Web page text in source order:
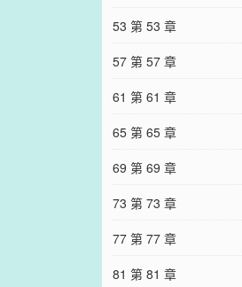
53 第 53 章
57 第 57 章
61 第 61 章
65 第 65 章
69 第 69 章
73 第 73 章
77 第 77 章
81 第 81 章